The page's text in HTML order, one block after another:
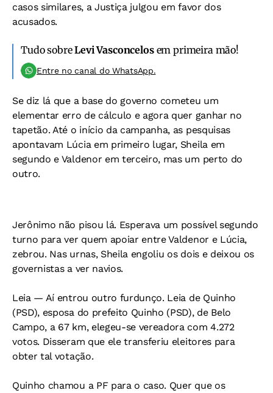
casos similares, a Justiça julgou em favor dos
acusados.
Tudo sobreLevi Vasconcelosem primeira mão!
Entre no canal do WhatsApp.
Se diz lá que a base do governo cometeu um
elementar erro de cálculo e agora quer ganhar no
tapetão. Até o início da campanha, as pesquisas
apontavam Lúcia em primeiro lugar, Sheila em
segundo e Valdenor em terceiro, mas um perto do
outro.
Jerônimo não pisou lá. Esperava um possível segundo
turno para ver quem apoiar entre Valdenor e Lúcia,
zebrou. Nas urnas, Sheila engoliu os dois e deixou os
governistas a ver navios.
Leia — Aí entrou outro furdunço. Leia de Quinho
(PSD), esposa do prefeito Quinho (PSD), de Belo
Campo, a 67 km, elegeu-se vereadora com 4.272
votos. Disseram que ele transferiu eleitores para
obter tal votação.
Quinho chamou a PF para o caso. Quer que os